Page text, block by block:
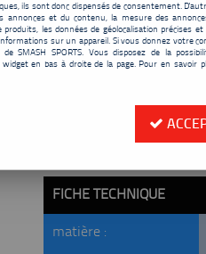
Cordage Yonex
9,80€TTC au
Le Best-seller de la
FICHE TECHNIQUE
matière :
ils sont donc dispensés de consentement.
annonces et du contenu, la mesure des
les données de géolocalisation précises
sur un appareil. Si vous donnez votre
SMASH SPORTS. Vous disposez de la
en bas à droite de la page. Pour en savoir